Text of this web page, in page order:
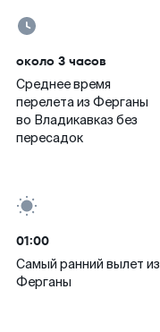
около 3 часов
Среднее время
перелета из Ферганы
во Владикавказ без
пересадок
01:00
Самый ранний вылет из
Ферганы